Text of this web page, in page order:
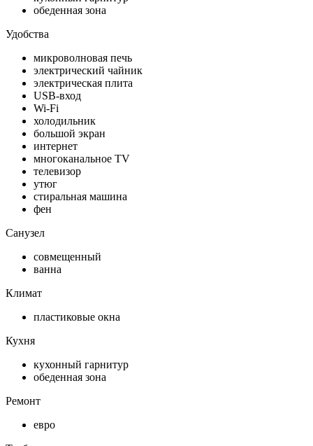
обеденная зона
Удобства
микроволновая печь
электрический чайник
электрическая плита
USB-вход
Wi-Fi
холодильник
большой экран
интернет
многоканальное TV
телевизор
утюг
стиральная машина
фен
Санузел
совмещенный
ванна
Климат
пластиковые окна
Кухня
кухонный гарнитур
обеденная зона
Ремонт
евро